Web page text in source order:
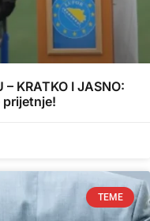
– KRATKO I JASNO:
prijetnje!
TEME